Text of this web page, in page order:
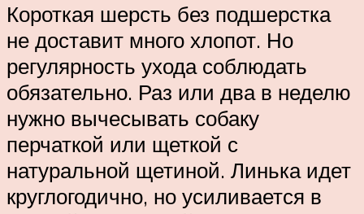
Короткая шерсть без подшерстка
не доставит много хлопот. Но
регулярность ухода соблюдать
обязательно. Раз или два в неделю
нужно вычесывать собаку
перчаткой или щеткой с
натуральной щетиной. Линька идет
круглогодично, но усиливается в